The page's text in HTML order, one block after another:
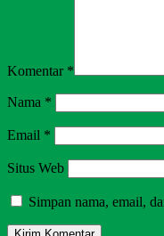
Komentar *
Nama *
Email *
Situs Web
Simpan nama, email,